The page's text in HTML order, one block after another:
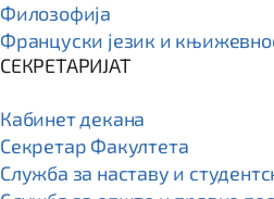
Филозофија
Француски језик и
СЕКРЕТАРИЈАТ
Кабинет декана
Секретар Факултета
Служба за наставу и